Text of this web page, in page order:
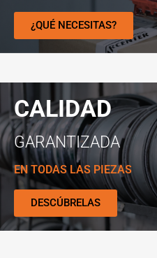
¿QUÉ NECESITAS?
CALIDAD
GARANTIZADA
EN TODAS LAS PIEZAS
DESCÚBRELAS